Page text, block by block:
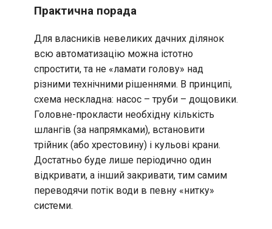
Практична порада
Для власників невеликих дачних ділянок
всю автоматизацію можна істотно
спростити, та не «ламати голову» над
різними технічними рішеннями. В принципі,
схема нескладна: насос – труби – дощовики.
Головне-прокласти необхідну кількість
шлангів (за напрямками), встановити
трійник (або хрестовину) і кульові крани.
Достатньо буде лише періодично один
відкривати, а інший закривати, тим самим
переводячи потік води в певну «нитку»
системи.